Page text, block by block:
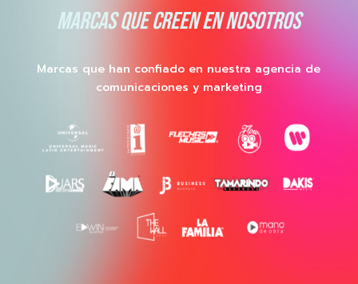
MARCAS QUE CREEN EN NOSOTROS
Marcas que han confiado en nuestra agencia de
comunicaciones y marketing